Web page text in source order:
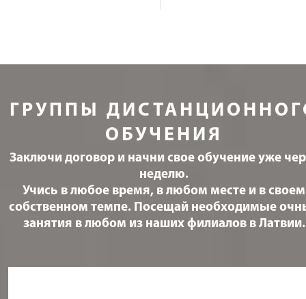
ГРУППЫ
ОБУЧЕНИЯ
Заключи договор и начни свое обучение уже
неделю.
Учись в любое время, в любом месте и в своем
собственном темпе. Посещай необходимые
занятия в любом из наших филиалов в Латвии.